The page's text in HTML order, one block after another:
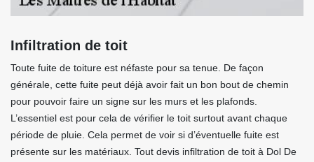
Infiltration de toit
Toute fuite de toiture est néfaste pour sa tenue. De façon
générale, cette fuite peut déjà avoir fait un bon bout de chemin
pour pouvoir faire un signe sur les murs et les plafonds.
L’essentiel est pour cela de vérifier le toit surtout avant chaque
période de pluie. Cela permet de voir si d’éventuelle fuite est
présente sur les matériaux. Tout devis infiltration de toit à Dol De